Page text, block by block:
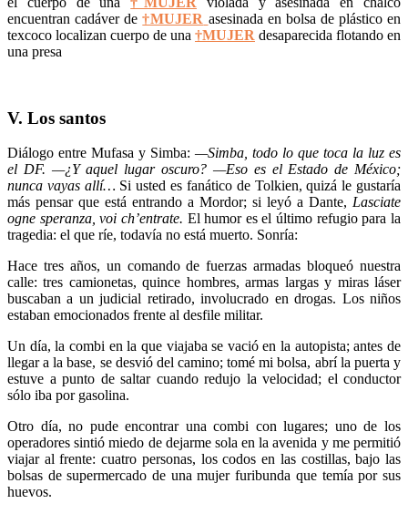
encuentran cadáver de†MUJER asesinada en bolsa de plástico en
texcoco localizan cuerpo de una †MUJER desaparecida flotando en
una presa
V. Los santos
Diálogo entre Mufasa y Simba: —Simba, todo lo que toca la luz es
el DF. —¿Y aquel lugar oscuro? —Eso es el Estado de México;
nunca vayas allí… Si usted es fanático de Tolkien, quizá le gustaría
más pensar que está entrando a Mordor; si leyó a Dante, Lasciate
ogne speranza, voi ch’entrate. El humor es el último refugio para la
tragedia: el que ríe, todavía no está muerto. Sonría:
Hace tres años, un comando de fuerzas armadas bloqueó nuestra
calle: tres camionetas, quince hombres, armas largas y miras láser
buscaban a un judicial retirado, involucrado en drogas. Los niños
estaban emocionados frente al desfile militar.
Un día, la combi en la que viajaba se vació en la autopista; antes de
llegar a la base, se desvió del camino; tomé mi bolsa, abrí la puerta y
estuve a punto de saltar cuando redujo la velocidad; el conductor
sólo iba por gasolina.
Otro día, no pude encontrar una combi con lugares; uno de los
operadores sintió miedo de dejarme sola en la avenida y me permitió
viajar al frente: cuatro personas, los codos en las costillas, bajo las
bolsas de supermercado de una mujer furibunda que temía por sus
huevos.